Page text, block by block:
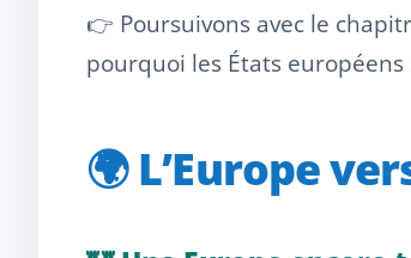
👉 Poursuivons avec le
pourquoi les États
🌍 L’Europe